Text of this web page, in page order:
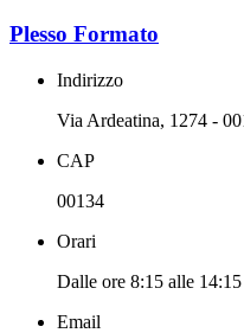
Plesso Formato
Indirizzo
Via Ardeatina, 1274 -
CAP
00134
Orari
Dalle ore 8:15 alle 14:15
Email